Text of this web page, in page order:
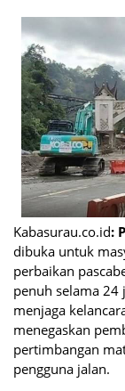
Kabasurau.co.id:
dibuka untuk
perbaikan
penuh selama 24
menjaga
menegaskan
pertimbangan
pengguna jalan.